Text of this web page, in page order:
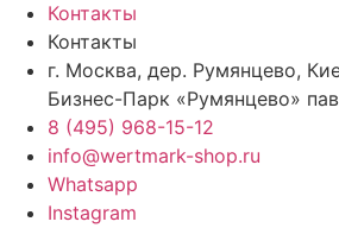
Контакты
Контакты
г. Москва, дер. Румянцево,
Бизнес-Парк «Румянцево»
8 (495) 968-15-12
info@wertmark-shop.ru
Whatsapp
Instagram